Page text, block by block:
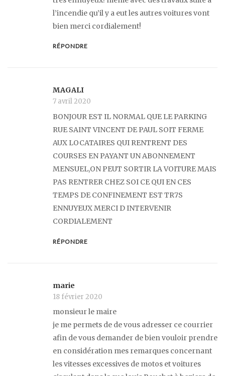
l’incendie qu’il y a eut les autres voitures vont
bien merci cordialement!
RÉPONDRE
MAGALI
7 avril 2020
BONJOUR EST IL NORMAL QUE LE PARKING
RUE SAINT VINCENT DE PAUL SOIT FERME
AUX LOCATAIRES QUI RENTRENT DES
COURSES EN PAYANT UN ABONNEMENT
MENSUEL,ON PEUT SORTIR LA VOITURE MAIS
PAS RENTRER CHEZ SOI CE QUI EN CES
TEMPS DE CONFINEMENT EST TR7S
ENNUYEUX MERCI D INTERVENIR
CORDIALEMENT
RÉPONDRE
marie
18 février 2020
monsieur le maire
je me permets de de vous adresser ce courrier
afin de vous demander de bien vouloir prendre
en considération mes remarques concernant
les vitesses excessives de motos et voitures